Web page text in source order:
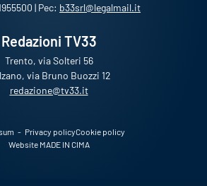
| Pec: b33srl@legalmail.it
Redazioni TV33
Trento, via Solteri 56
via Bruno Buozzi 12
redazione@tv33.it
Privacy policyCookie policy
WebsiteMADE IN CIMA